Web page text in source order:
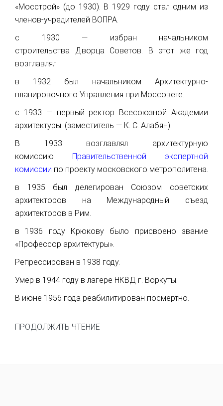
«Мосстрой» (до 1930). В 1929 году стал одним из
членов-учредителей ВОПРА.
с 1930 — избран начальником
строительства Дворца Советов. В этот же год
возглавлял
в 1932 был начальником Архитектурно-
планировочного Управления при Моссовете.
с 1933 — первый ректор Всесоюзной Академии
архитектуры. (заместитель — К. С. Алабян).
В 1933 возглавлял архитектурную
комиссию Правительственной экспертной
комиссии по проекту московского метрополитена.
в 1935 был делегирован Союзом советских
архитекторов на Международный съезд
архитекторов в Рим.
в 1936 году Крюкову было присвоено звание
«Профессор архитектуры».
Репрессирован в 1938 году.
Умер в 1944 году в лагере НКВД г. Воркуты.
В июне 1956 года реабилитирован посмертно.
ПРОДОЛЖИТЬ ЧТЕНИЕ